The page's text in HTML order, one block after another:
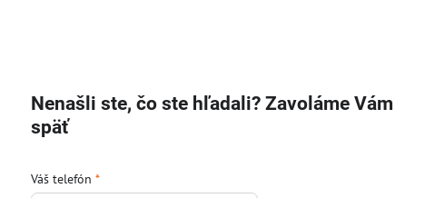
Nenašli ste, čo ste hľadali? Zavoláme Vám
späť
Váš telefón *